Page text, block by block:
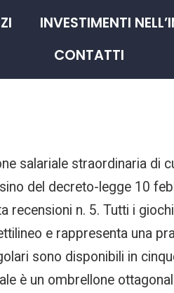
INVESTIMENTI
CONTATTI
salariale straordinaria di
del decreto-legge 10
n. 5. Tutti i
e rappresenta una
sono disponibili in
è un ombrellone